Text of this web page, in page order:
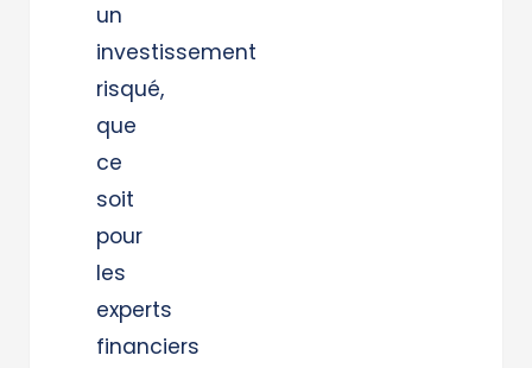
un
investissement
risqué,
que
ce
soit
pour
les
experts
financiers